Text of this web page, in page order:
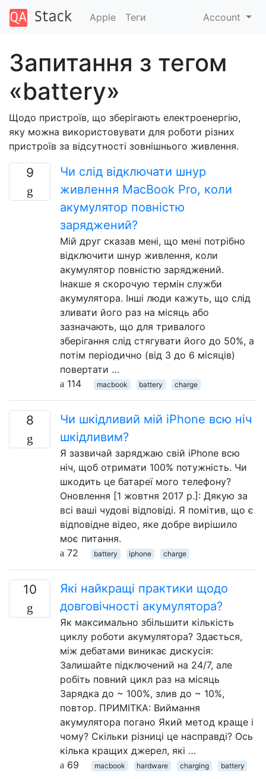
Apple Теги Account
Запитання з тегом
«battery»
Щодо пристроїв, що зберігають електроенергію,
яку можна використовувати для роботи різних
пристроїв за відсутності зовнішнього живлення.
9
Чи слід відключати шнур
живлення MacBook Pro, коли
акумулятор повністю
заряджений?
Мій друг сказав мені, що мені потрібно
відключити шнур живлення, коли
акумулятор повністю заряджений.
Інакше я скорочую термін служби
акумулятора. Інші люди кажуть, що слід
зливати його раз на місяць або
зазначають, що для тривалого
зберігання слід стягувати його до 50%, а
потім періодично (від 3 до 6 місяців)
повертати …
114
macbook battery charge
8
Чи шкідливий мій iPhone всю ніч
шкідливим?
Я зазвичай заряджаю свій iPhone всю
ніч, щоб отримати 100% потужність. Чи
шкодить це батареї мого телефону?
Оновлення [1 жовтня 2017 р.]: Дякую за
всі ваші чудові відповіді. Я помітив, що є
відповідне відео, яке добре вирішило
моє питання.
72
battery iphone charge
10
Які найкращі практики щодо
довговічності акумулятора?
Як максимально збільшити кількість
циклу роботи акумулятора? Здається,
між дебатами виникає дискусія:
Залишайте підключений на 24/7, але
робіть повний цикл раз на місяць
Зарядка до ~ 100%, злив до ~ 10%,
повтор. ПРИМІТКА: Виймання
акумулятора погано Який метод краще і
чому? Скільки різниці це насправді? Ось
кілька кращих джерел, які …
69
macbook hardware charging battery